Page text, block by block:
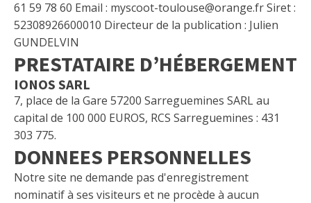
61 59 78 60 Email : myscoot-toulouse@orange.fr Siret :
52308926600010 Directeur de la publication : Julien
GUNDELVIN
PRESTATAIRE D’HÉBERGEMENT
IONOS SARL
7, place de la Gare 57200 Sarreguemines SARL au
capital de 100 000 EUROS, RCS Sarreguemines : 431
303 775.
DONNEES PERSONNELLES
Notre site ne demande pas d'enregistrement
nominatif à ses visiteurs et ne procède à aucun